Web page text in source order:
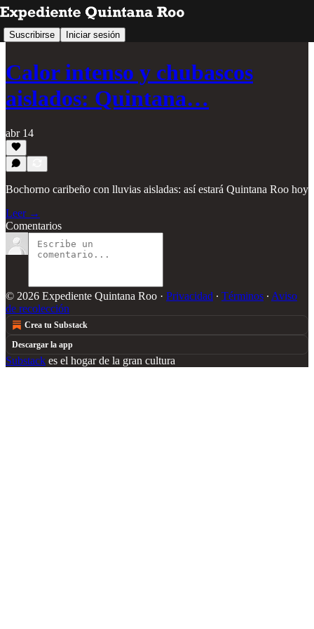
Suscribirse Iniciar sesión
Calor intenso y chubascos
aislados: Quintana…
abr 14
Bochorno caribeño con lluvias aisladas: así estará Quintana Roo hoy
Leer →
Comentarios
© 2026 Expediente Quintana Roo · Privacidad ∙ Términos ∙ Aviso
de recolección
Crea tu Substack
Descargar la app
Substack es el hogar de la gran cultura